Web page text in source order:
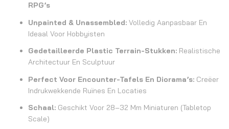
RPG’s
Unpainted & Unassembled: Volledig Aanpasbaar En
Ideaal Voor Hobbyisten
Gedetailleerde Plastic Terrain-Stukken: Realistische
Architectuur En Sculptuur
Perfect Voor Encounter-Tafels En Diorama’s: Creëer
Indrukwekkende Ruïnes En Locaties
Schaal: Geschikt Voor 28–32 Mm Miniaturen (tabletop
Scale)